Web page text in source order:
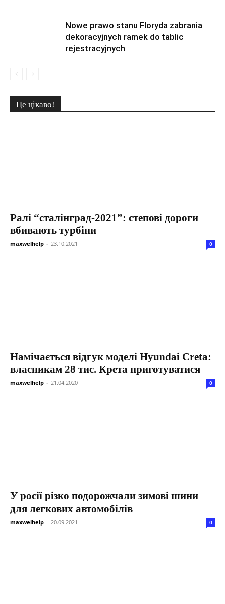
Nowe prawo stanu Floryda zabrania
dekoracyjnych ramek do tablic
rejestracyjnych
Це цікаво!
Ралі “сталінград-2021”: степові дороги
вбивають турбіни
maxwelhelp - 23.10.2021 0
Намічається відгук моделі Hyundai Creta:
власникам 28 тис. Крета приготуватися
maxwelhelp - 21.04.2020 0
У росії різко подорожчали зимові шини
для легкових автомобілів
maxwelhelp - 20.09.2021 0